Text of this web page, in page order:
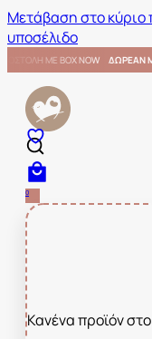
Μετάβαση στο κύριο
υποσέλιδο
BOX NOW ΑΠΟΣΤΟΛΗ ΜΕ BOX
0
Κανένα προϊόν